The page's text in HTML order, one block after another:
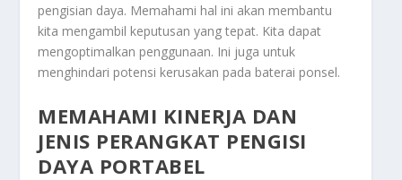
pengisian daya. Memahami hal ini akan membantu
kita mengambil keputusan yang tepat. Kita dapat
mengoptimalkan penggunaan. Ini juga untuk
menghindari potensi kerusakan pada baterai ponsel.
MEMAHAMI KINERJA DAN
JENIS PERANGKAT PENGISI
DAYA PORTABEL